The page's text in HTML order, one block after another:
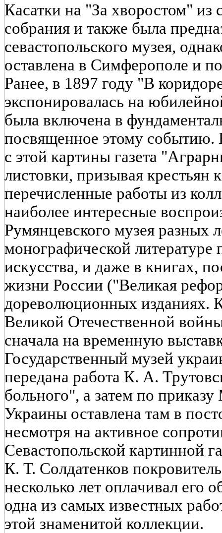
Касатки на "За хворостом" из
собрания и также была
севастопольского музея,
оставлена в Симферополе и
Ранее, в 1897 году "В
экспонировалась на
была включена в
посвященное этому событию.
с этой картины газета
листовки, призывая крестьян
перечисленные работы из
наиболее интересные
Румянцевского музея разных
монографической литературе
искусства, и даже в книгах,
жизни России ("Великая
дореволюционных изданиях.
Великой Отечественной
сначала на временную
Государственный музей
передана работа К. А.
больного", а затем по
Украины оставлена там в
несмотря на активное
Севастопольской картинной
К. Т. Солдатенков
несколько лет оплачивал его
одна из самых известных
этой знаменитой коллекции.